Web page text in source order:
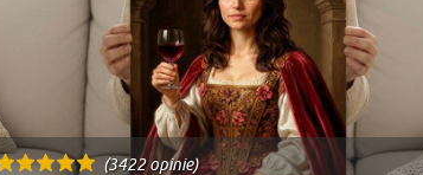
(3422 opinie)